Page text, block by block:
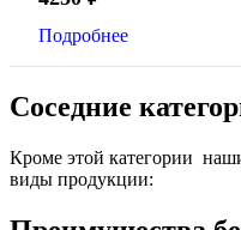
Подробнее
Соседние
Кроме этой категории
виды продукции: